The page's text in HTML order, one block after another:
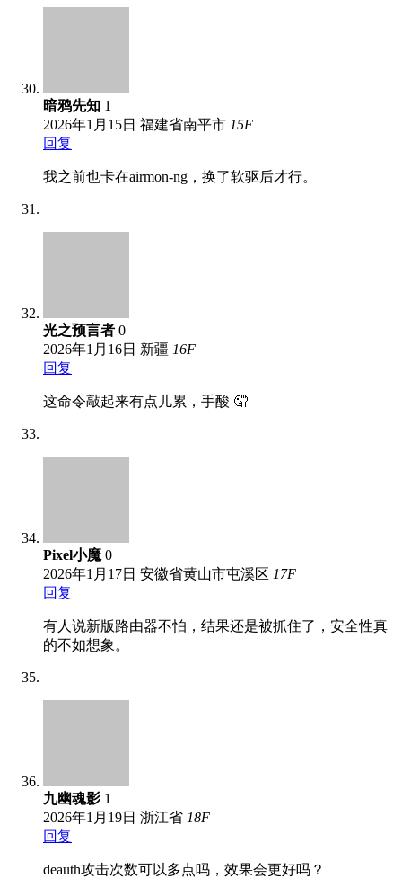
暗鸦先知 1
2026年1月15日 福建省南平市 15F
回复
我之前也卡在airmon-ng，换了软驱后才行。
光之预言者 0
2026年1月16日 新疆 16F
回复
这命令敲起来有点儿累，手酸 🤦
Pixel小魔 0
2026年1月17日 安徽省黄山市屯溪区 17F
回复
有人说新版路由器不怕，结果还是被抓住了，安全性真
的不如想象。
九幽魂影 1
2026年1月19日 浙江省 18F
回复
deauth攻击次数可以多点吗，效果会更好吗？